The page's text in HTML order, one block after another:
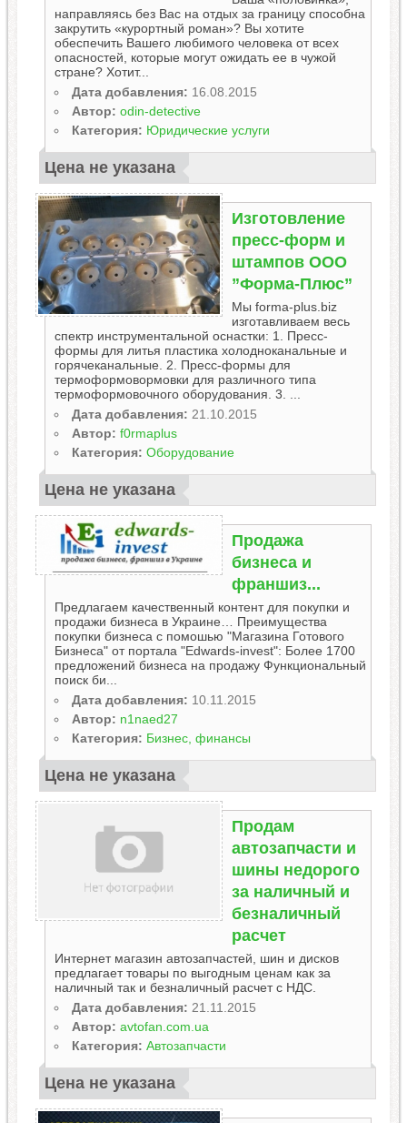
направляясь без Вас на отдых за границу способна
закрутить «курортный роман»? Вы хотите
обеспечить Вашего любимого человека от всех
опасностей, которые могут ожидать ее в чужой
стране? Хотит...
Дата добавления: 16.08.2015
Автор: odin-detective
Категория: Юридические услуги
Цена не указана
Изготовление
пресс-форм и
штампов ООО
”Форма-Плюс”
Мы forma-plus.biz
изготавливаем весь
спектр инструментальной оснастки: 1. Пресс-
формы для литья пластика холодноканальные и
горячеканальные. 2. Пресс-формы для
термоформовормовки для различного типа
термоформовочного оборудования. 3. ...
Дата добавления: 21.10.2015
Автор: f0rmaplus
Категория: Оборудование
Цена не указана
Продажа
бизнеса и
франшиз...
Предлагаем качественный контент для покупки и
продажи бизнеса в Украине… Преимущества
покупки бизнеса с помошью "Магазина Готового
Бизнеса" от портала "Edwards-invest": Более 1700
предложений бизнеса на продажу Функциональный
поиск би...
Дата добавления: 10.11.2015
Автор: n1naed27
Категория: Бизнес, финансы
Цена не указана
Продам
автозапчасти и
шины недорого
за наличный и
безналичный
расчет
Интернет магазин автозапчастей, шин и дисков
предлагает товары по выгодным ценам как за
наличный так и безналичный расчет с НДС.
Дата добавления: 21.11.2015
Автор: avtofan.com.ua
Категория: Автозапчасти
Цена не указана